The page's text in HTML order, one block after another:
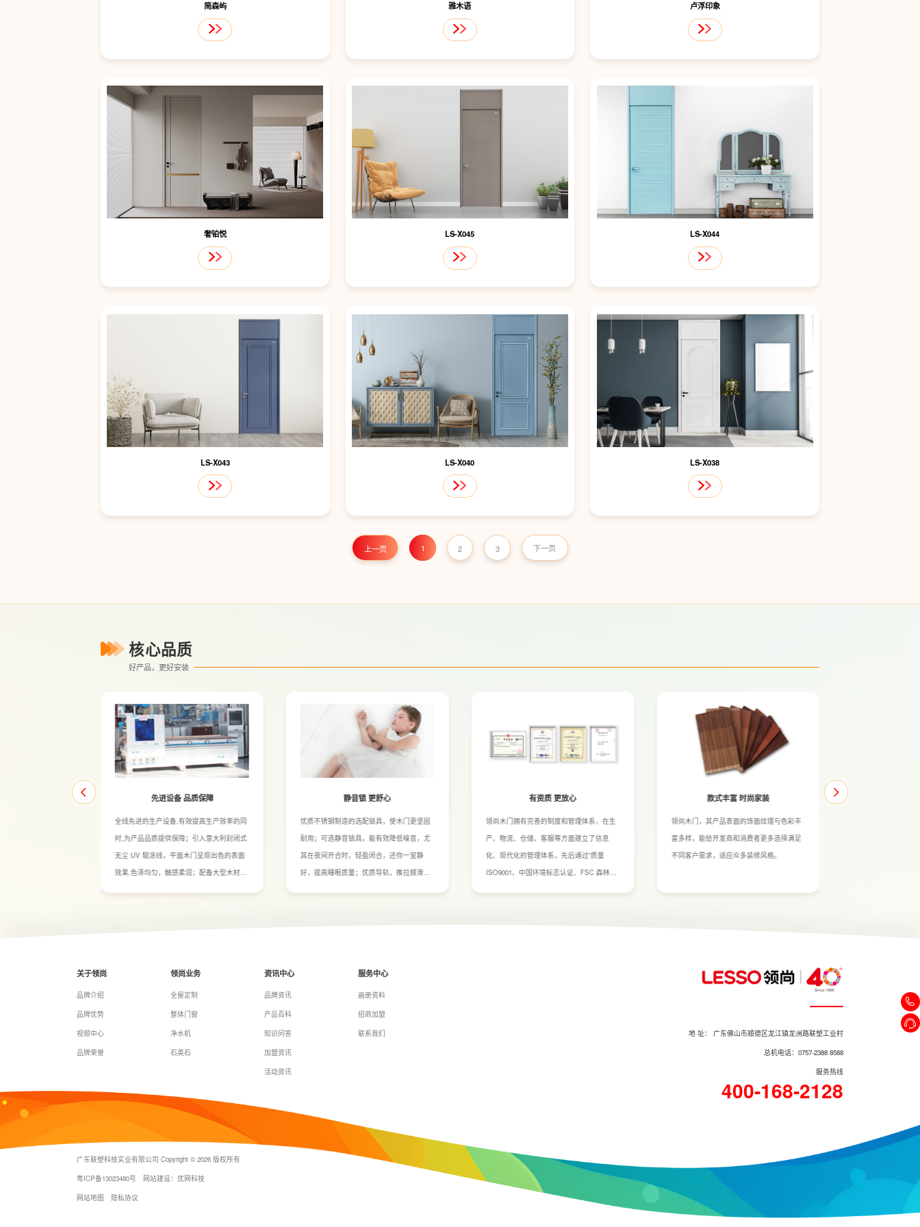
简森屿 雅木语 卢浮印象
奢铂悦 LS-X045 LS-X044
LS-X043 LS-X040 LS-X038
上一页 1 2 3 下一页
核心品质
好产品，更好安装
先进设备 品质保障
全线先进的生产设备,有效提高生产效率的同
时,为产品品质提供保障；引入意大利封闭式
无尘 UV 辊涂线，平面木门呈现出色的表面
效果,色泽均匀，触感柔润；配备大型木材烘
静音锁 更舒心
优质不锈钢制造的选配锁具，使木门更坚固
耐用；可选静音锁具，能有效降低噪音，尤
其在夜间开合时，轻盈闭合，还你一室静
好，提高睡眠质量；优质导轨，推拉顺滑，
有资质 更放心
领尚木门拥有完善的制度和管理体系，在生
产、物流、仓储、客服等方面建立了信息
化、现代化的管理体系，先后通过“质量
ISO9001、中国环境标志认证、FSC 森林管
款式丰富 时尚家装
领尚木门，其产品表面的饰面纹理与色彩丰
富多样，能给开发商和消费者更多选择满足
不同客户需求，适应众多装修风格。
关于领尚
品牌介绍
品牌优势
视频中心
品牌荣誉
领尚业务
全屋定制
整体门窗
净水机
石英石
资讯中心
品牌资讯
产品百科
知识问答
加盟资讯
活动资讯
服务中心
画册资料
招商加盟
联系我们
地 址： 广东佛山市顺德区龙江镇龙洲路联塑工业村
总机电话：0757-2388 8588
服务热线
400-168-2128
广东联塑科技实业有限公司 Copyright © 2026 版权所有
粤ICP备13023480号
网站建设：优网科技
网站地图
隐私协议